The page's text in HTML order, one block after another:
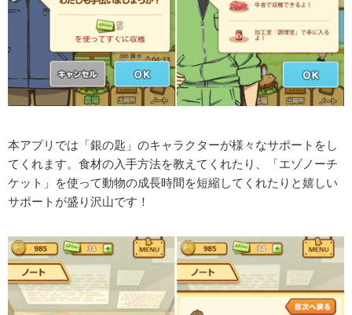
本アプリでは「銀の匙」のキャラクターが様々なサポートをし
てくれます。食材の入手方法を教えてくれたり、「エゾノーチ
ケット」を使って動物の成長時間を短縮してくれたりと嬉しい
サポートが盛り沢山です！